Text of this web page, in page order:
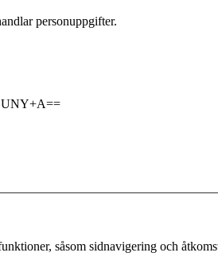
personuppgifter.
såsom sidnavigering och